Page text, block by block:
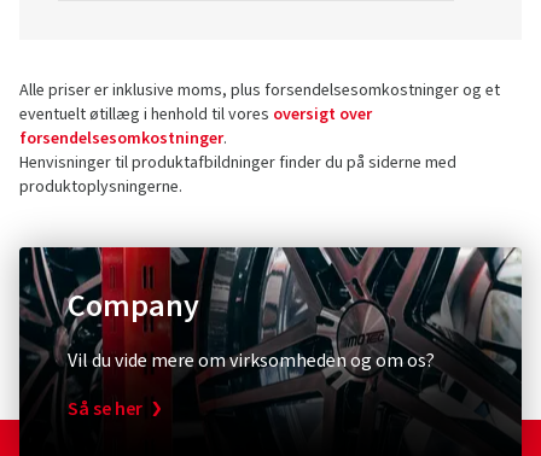
Alle priser er inklusive moms, plus forsendelsesomkostninger og et
eventuelt øtillæg i henhold til vores oversigt over
forsendelsesomkostninger.
Henvisninger til produktafbildninger finder du på siderne med
produktoplysningerne.
Company
Vil du vide mere om virksomheden og om os?
Så se her